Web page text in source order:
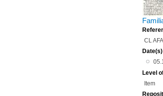
CL
Date(s)
Level
Item